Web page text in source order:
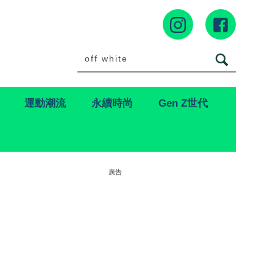
運動潮流 永續時尚 Gen Z世代
廣告